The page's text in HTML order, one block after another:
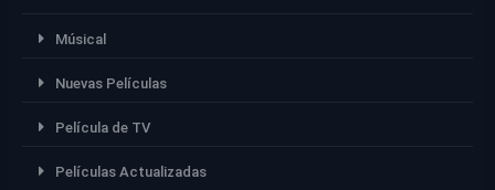
Músical
Nuevas Películas
Película de TV
Películas Actualizadas